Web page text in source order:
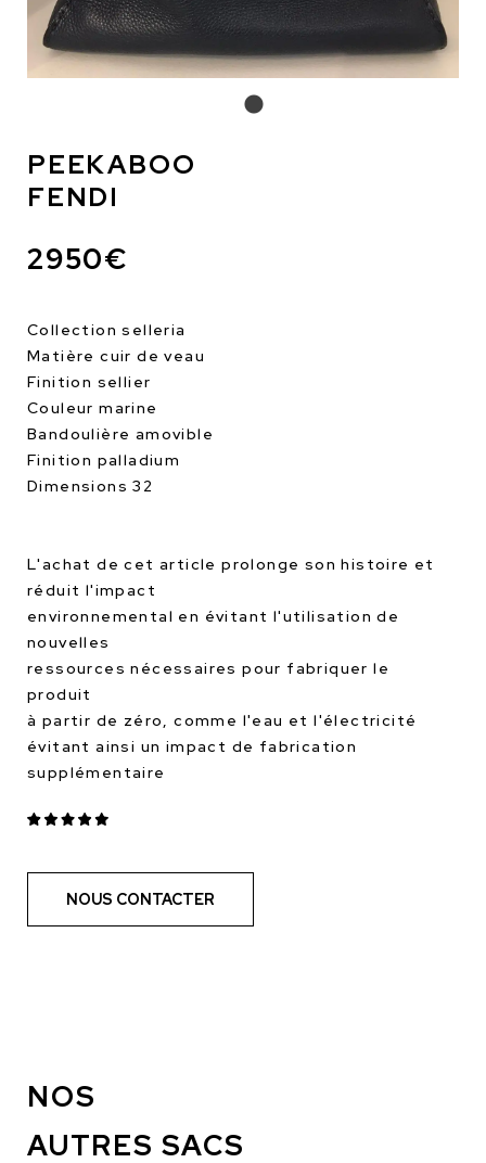
PEEKABOO
FENDI
2950€
Collection selleria
Matière cuir de veau
Finition sellier
Couleur marine
Bandoulière amovible
Finition palladium
Dimensions 32
L'achat de cet article prolonge son histoire et
réduit l'impact
environnemental en évitant l'utilisation de
nouvelles
ressources nécessaires pour fabriquer le
produit
à partir de zéro, comme l'eau et l'électricité
évitant ainsi un impact de fabrication
supplémentaire
NOUS CONTACTER
NOS
AUTRES SACS